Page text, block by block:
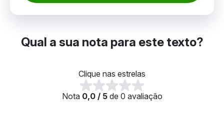
Qual a sua nota para este texto?
Clique nas estrelas
Nota 0,0 / 5de 0 avaliação